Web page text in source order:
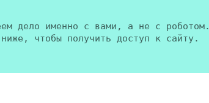
дело именно с вами, а не с роботом.
чтобы получить доступ к сайту.